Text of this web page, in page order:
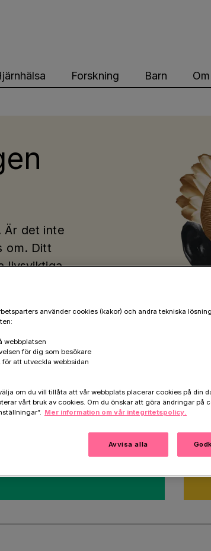
Forskning Barn
Är det inte
om. Ditt
livsviktiga
Minnesgåva
använder cookies (kakor) och andra tekniska
webbplatsen
för dig som besökare
att utveckla webbsidan
om du vill tillåta att vår webbplats placerar cookies på din
vårt bruk av cookies. Om du önskar att göra ändringar på
Mer information om vår integritetspolicy.
Avvisa alla